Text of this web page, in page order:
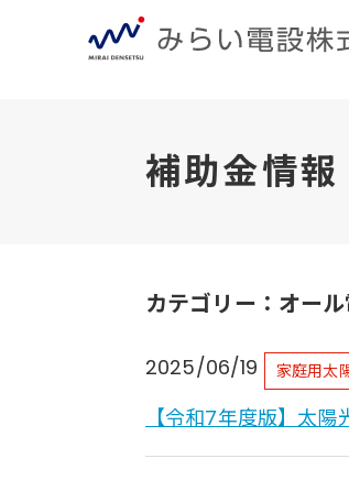
補助金情報
カテゴリー：オー
2025/06/19 家庭用太
【令和7年度版】太